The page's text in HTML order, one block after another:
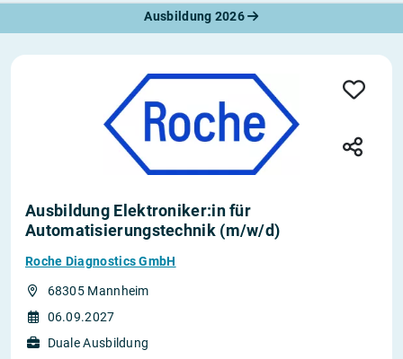
Ausbildung 2026
Ausbildung Elektroniker:in für
Automatisierungstechnik (m/w/d)
Roche Diagnostics GmbH
68305 Mannheim
06.09.2027
Duale Ausbildung